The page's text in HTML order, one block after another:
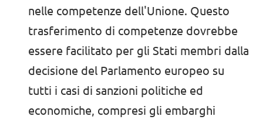
nelle competenze dell'Unione. Questo
trasferimento di competenze dovrebbe
essere facilitato per gli Stati membri dalla
decisione del Parlamento europeo su
tutti i casi di sanzioni politiche ed
economiche, compresi gli embarghi